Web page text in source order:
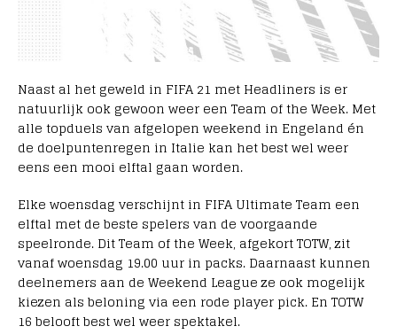
Naast al het geweld in FIFA 21 met Headliners is er
natuurlijk ook gewoon weer een Team of the Week. Met
alle topduels van afgelopen weekend in Engeland én
de doelpuntenregen in Italie kan het best wel weer
eens een mooi elftal gaan worden.
Elke woensdag verschijnt in FIFA Ultimate Team een
elftal met de beste spelers van de voorgaande
speelronde. Dit Team of the Week, afgekort TOTW, zit
vanaf woensdag 19.00 uur in packs. Daarnaast kunnen
deelnemers aan de Weekend League ze ook mogelijk
kiezen als beloning via een rode player pick. En TOTW
16 belooft best wel weer spektakel.